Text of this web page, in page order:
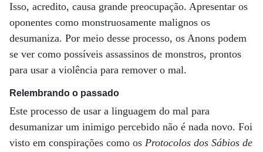
Isso, acredito, causa grande preocupação. Apresentar os
oponentes como monstruosamente malignos os
desumaniza. Por meio desse processo, os Anons podem
se ver como possíveis assassinos de monstros, prontos
para usar a violência para remover o mal.
Relembrando o passado
Este processo de usar a linguagem do mal para
desumanizar um inimigo percebido não é nada novo. Foi
visto em conspirações como os Protocolos dos Sábios de